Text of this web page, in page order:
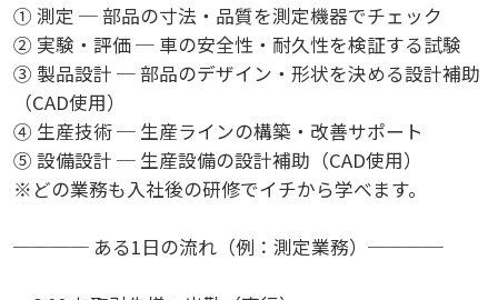
① 測定 ─ 部品の寸法・品質を測定機器でチェック
② 実験・評価 ─ 車の安全性・耐久性を検証する試験
③ 製品設計 ─ 部品のデザイン・形状を決める設計補助
（CAD使用）
④ 生産技術 ─ 生産ラインの構築・改善サポート
⑤ 設備設計 ─ 生産設備の設計補助（CAD使用）
※どの業務も入社後の研修でイチから学べます。
──── ある1日の流れ（例：測定業務）────